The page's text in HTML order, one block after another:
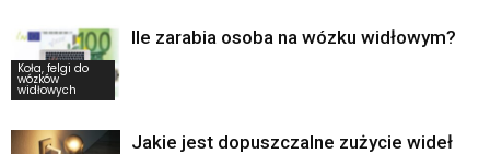
Koła, felgi do
wózków
widłowych
Ile zarabia osoba na wózku widłowym?
Jakie jest dopuszczalne zużycie wideł